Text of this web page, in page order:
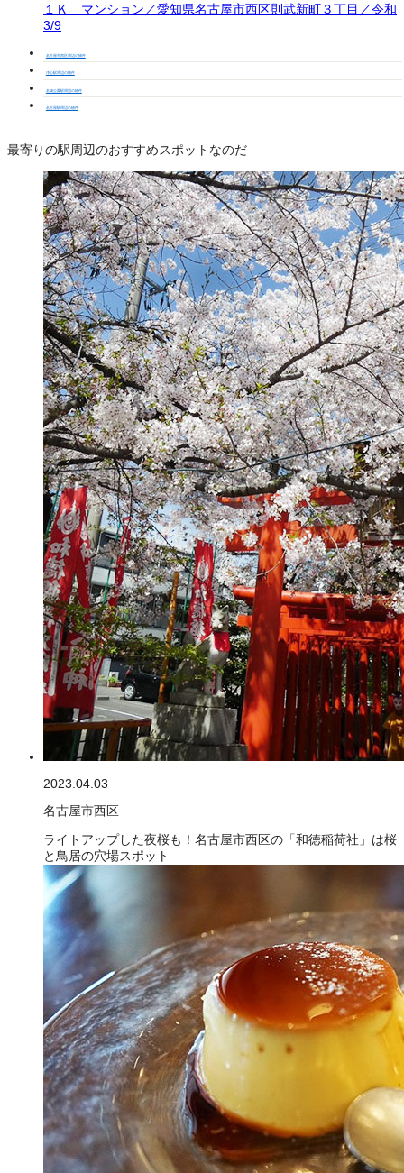
１Ｋ マンション／愛知県名古屋市西区則武新町３丁目／令和
3/9
名古屋市西区周辺の物件
浄心駅周辺の物件
名城公園駅周辺の物件
名古屋駅周辺の物件
最寄りの駅周辺のおすすめスポットなのだ
2023.04.03
名古屋市西区
ライトアップした夜桜も！名古屋市西区の「和徳稲荷社」は桜
と鳥居の穴場スポット